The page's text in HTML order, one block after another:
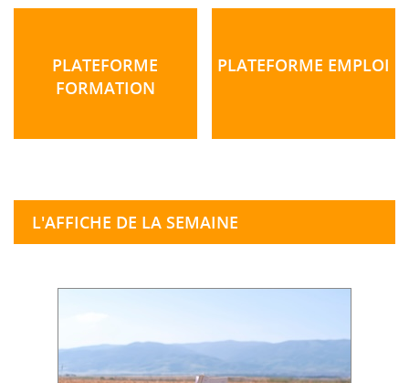
PLATEFORME
FORMATION
PLATEFORME EMPLOI
L'AFFICHE DE LA SEMAINE